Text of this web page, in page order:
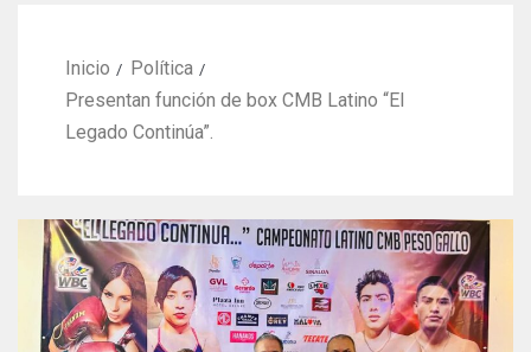
Inicio
Política
Presentan función de box CMB Latino “El
Legado Continúa”.